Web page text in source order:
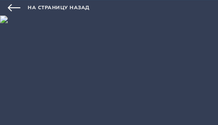
НА СТРАНИЦУ НАЗАД